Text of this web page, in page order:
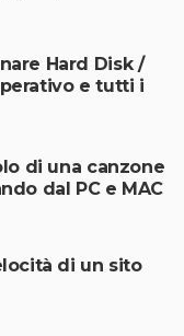
Hard Disk /
e tutti i
di una canzone
dal PC e MAC
di un sito